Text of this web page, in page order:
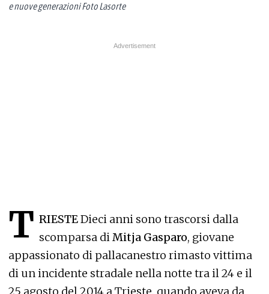
e nuove generazioni Foto Lasorte
T RIESTEDieci anni sono trascorsi dalla
scomparsa diMitja Gasparo, giovane
appassionato di pallacanestro rimasto vittima
di un incidente stradale nella notte tra il 24 e il